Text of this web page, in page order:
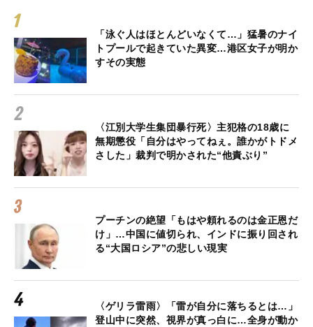
「泳ぐ人はほとんどいなくて…」猛暑のナイ
トプールで起きていた異変…港区女子が明か
すその実態
〈江別大学生集団暴行死〉主犯格の18歳に
無期懲役「自分はやってねぇ。誰かがトドメ
さした」裁判で明かされた“他責ぶり”
プーチンの絶望「もはや頼れるのは金正恩だ
け」…中国に値切られ、インドに振り回され
る“大国ロシア”の悲しい現実
〈ゲリラ雷雨〉「雷が自分に落ちるとは…」
登山中に突然、視界が真っ白に…全身が動か